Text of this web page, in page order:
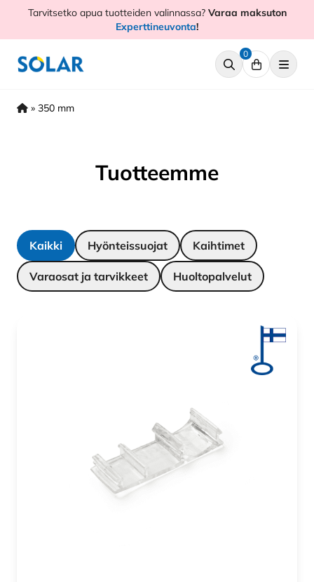
HyppääTarvitsetko apua tuotteiden valinnassa?Varaa maksuton
Experttineuvonta!
0
» 350 mm
Tuotteemme
Kaikki Hyönteissuojat Kaihtimet
Varaosat ja tarvikkeet Huoltopalvelut